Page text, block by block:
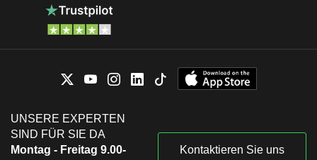
UNSERE EXPERTEN
SIND FÜR SIE DA
Montag - Freitag 9.00-
Kontaktieren Sie uns